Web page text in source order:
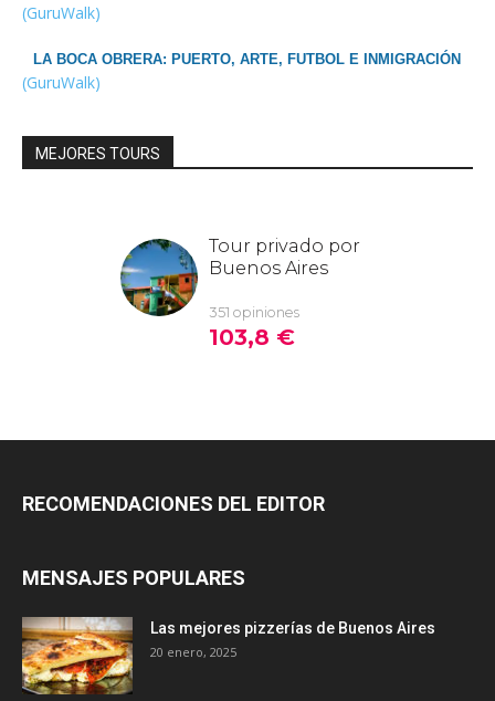
(GuruWalk)
LA BOCA OBRERA: PUERTO, ARTE, FUTBOL E INMIGRACIÓN
(GuruWalk)
MEJORES TOURS
RECOMENDACIONES DEL EDITOR
MENSAJES POPULARES
Las mejores pizzerías de Buenos Aires
20 enero, 2025